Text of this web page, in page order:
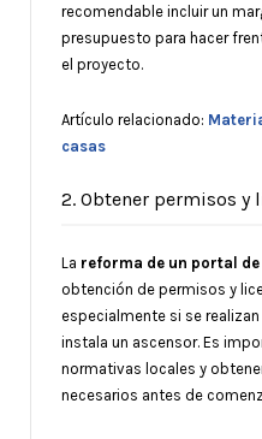
recomendable incluir un
presupuesto para hacer
el proyecto.
Artículo relacionado:
casas
2. Obtener permisos y
La reforma de un portal
obtención de permisos y
especialmente si se
instala un ascensor. Es
normativas locales y
necesarios antes de